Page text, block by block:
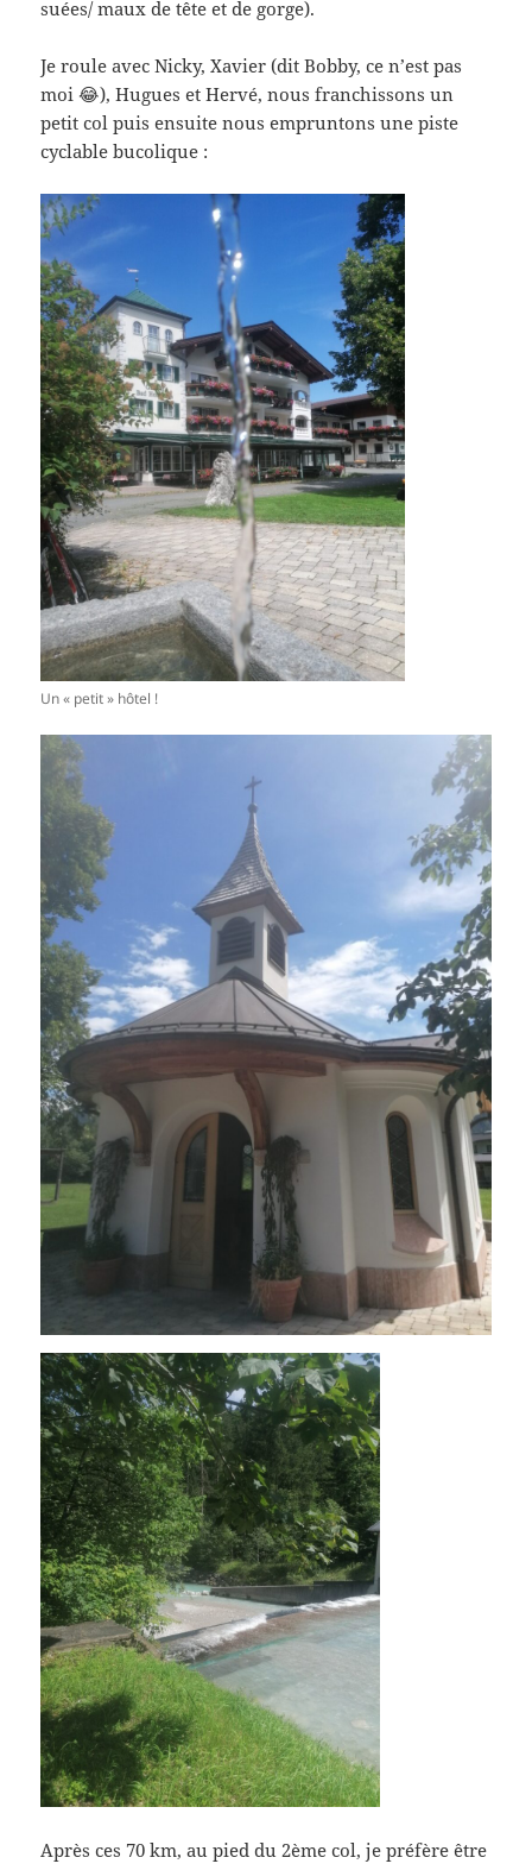
suées/ maux de tête et de gorge).
Je roule avec Nicky, Xavier (dit Bobby, ce n’est pas
moi 😂), Hugues et Hervé, nous franchissons un
petit col puis ensuite nous empruntons une piste
cyclable bucolique :
Un « petit » hôtel !
Après ces 70 km, au pied du 2ème col, je préfère être